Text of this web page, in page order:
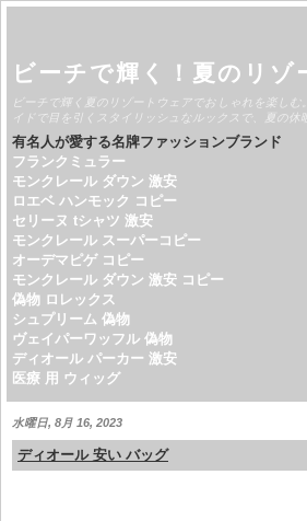
ビーチで輝く！夏のリ
ビーチで輝く夏のリゾートウェアでおしゃれを楽し
イドで目を引くスタイリッシュなルックスで、夏の休
有名人が愛する名牌ファッションブランド
フランクミュラー
モンクレール ダウン 激安
ロエベ ハンモック コピー
セリーヌ tシャツ 激安
モンクレール スーパーコピー
オーデマピゲ コピー
モンクレール ダウン 激安 コピー
偽物 ロレックス
シュプリーム 偽物
ヴェイパーワッフル 偽物
ディオール パーカー 激安
医療 用 ウィッグ
水曜日, 8月 16, 2023
ディオール 安い バッグ